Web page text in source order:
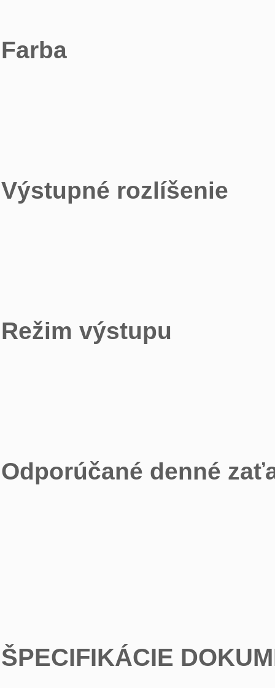
Farba
Výstupné rozlíšenie
Režim výstupu
Odporúčané denné
ŠPECIFIKÁCIE